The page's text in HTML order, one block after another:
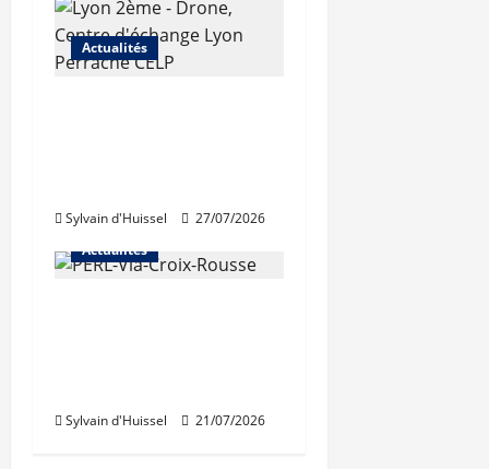
Actualités
Sylvain d'Huissel
27/07/2026
Actualités
Sylvain d'Huissel 21/07/2026